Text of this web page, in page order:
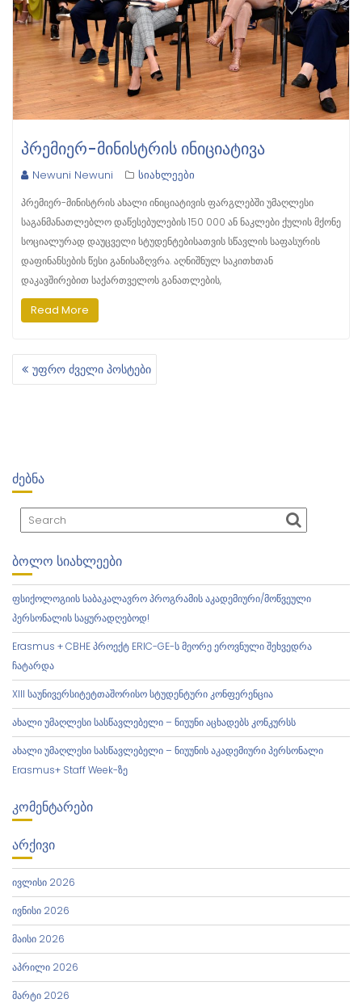
ᲞᲠᲔᲛᲘᲔᲠ-ᲛᲘᲜᲘᲡᲢᲠᲘᲡ ᲘᲜᲘᲪᲘᲐᲢᲘᲕᲐ
Newuni Newuni სიახლეები
პრემიერ-მინისტრის ახალი ინიციატივის ფარგლებში უმაღლესი
საგანმანათლებლო დაწესებულების 150 000 ან ნაკლები ქულის მქონე
სოციალურად დაუცველი სტუდენტებისათვის სწავლის საფასურის
დაფინანსების წესი განისაზღვრა. აღნიშნულ საკითხთან
დაკავშირებით საქართველოს განათლების,
Read More
Პ
Ბ
Ი
Ვ
Ი
Გ
Ა
Ც
Ი
Ა
უფრო ძველი პოსტები
ᲫᲔᲑᲜᲐ
ᲑᲝᲚᲝ ᲡᲘᲐᲮᲚᲔᲔᲑᲘ
ფსიქოლოგიის საბაკალავრო პროგრამის აკადემიური/მოწვეული
პერსონალის საყურადღებოდ!
Erasmus + CBHE პროექტ ERIC-GE-ს მეორე ეროვნული შეხვედრა
ჩატარდა
XIII საუნივერსიტეტთაშორისო სტუდენტური კონფერენცია
ახალი უმაღლესი სასწავლებელი – ნიუუნი აცხადებს კონკურსს
ახალი უმაღლესი სასწავლებელი – ნიუუნის აკადემიური პერსონალი
Erasmus+ Staff Week-ზე
ᲙᲝᲛᲔᲜᲢᲐᲠᲔᲑᲘ
ᲐᲠᲥᲘᲕᲘ
ივლისი 2026
ივნისი 2026
მაისი 2026
აპრილი 2026
მარტი 2026